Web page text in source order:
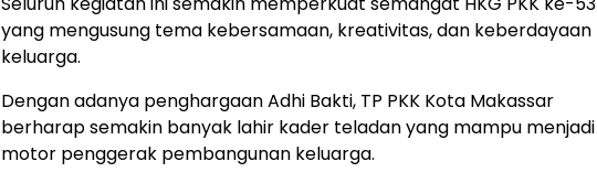
yang mengusung tema kebersamaan, kreativitas, dan keberdayaan
keluarga.
Dengan adanya penghargaan Adhi Bakti, TP PKK Kota Makassar
berharap semakin banyak lahir kader teladan yang mampu menjadi
motor penggerak pembangunan keluarga.